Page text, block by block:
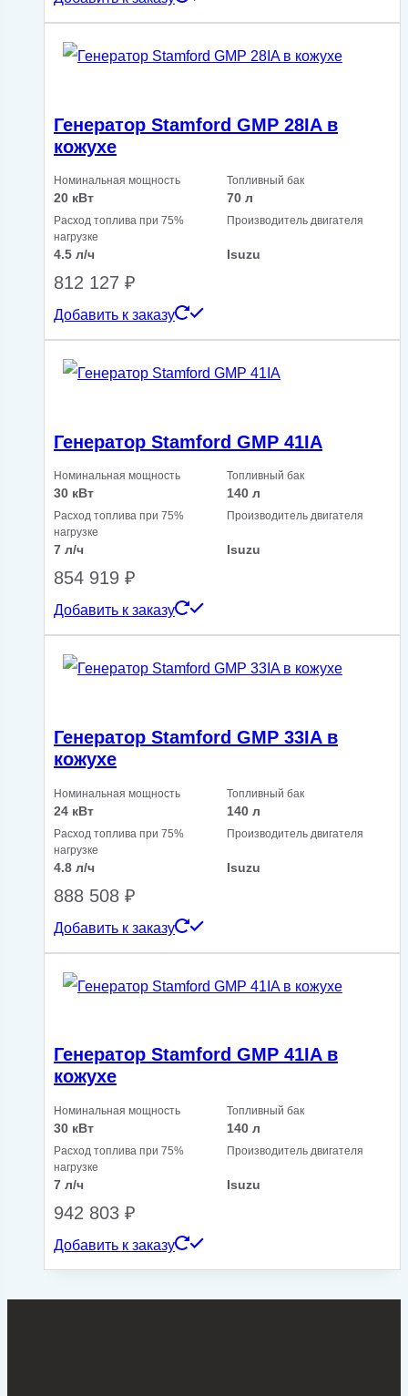
Генератор Stamford GMP 28IA в
кожухе
Номинальная мощность
20 кВт
Топливный бак
70 л
Расход топлива при 75%
нагрузке
4.5 л/ч
Производитель двигателя
Isuzu
812 127 ₽
Добавить к заказу
Генератор Stamford GMP 41IA
Номинальная мощность
30 кВт
Топливный бак
140 л
Расход топлива при 75%
нагрузке
7 л/ч
Производитель двигателя
Isuzu
854 919 ₽
Добавить к заказу
Генератор Stamford GMP 33IA в
кожухе
Номинальная мощность
24 кВт
Топливный бак
140 л
Расход топлива при 75%
нагрузке
4.8 л/ч
Производитель двигателя
Isuzu
888 508 ₽
Добавить к заказу
Генератор Stamford GMP 41IA в
кожухе
Номинальная мощность
30 кВт
Топливный бак
140 л
Расход топлива при 75%
нагрузке
7 л/ч
Производитель двигателя
Isuzu
942 803 ₽
Добавить к заказу